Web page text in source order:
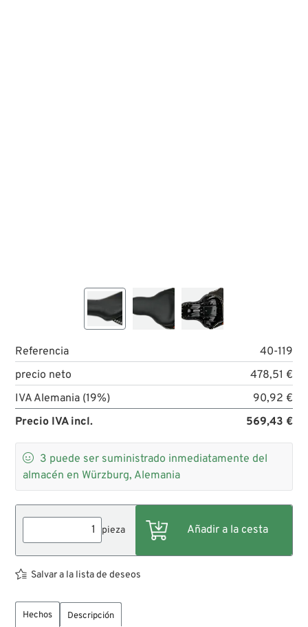
Referencia
40-119
precio neto
478,51 €
IVA Alemania (19%)
90,92 €
Precio IVA incl.
569,43 €
 3 puede ser suministrado inmediatamente del
almacén en Würzburg, Alemania
pieza
Salvar a la lista de deseos
Hechos Descripción